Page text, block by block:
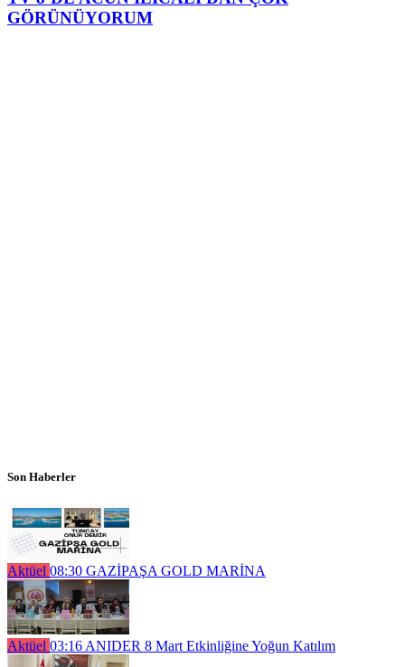
GÖRÜNÜYORUM
Son Haberler
Aktüel 08:30 GAZİPAŞA GOLD MARİNA
Aktüel 03:16 ANIDER 8 Mart Etkinliğine Yoğun Katılım